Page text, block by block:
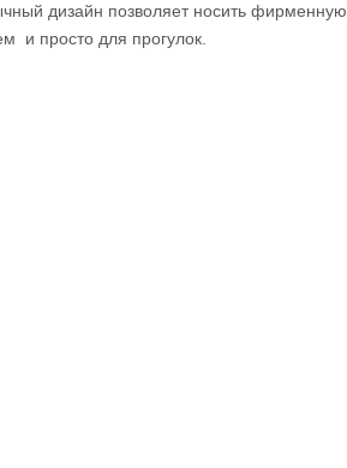
дизайн позволяет носить фирменную
и просто для прогулок.